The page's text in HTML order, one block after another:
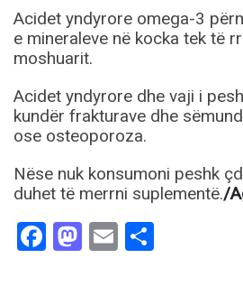
Acidet yndyrore omega-3
e mineraleve në kocka tek të
moshuarit.
Acidet yndyrore dhe vaji i
kundër frakturave dhe
ose osteoporoza.
Nëse nuk konsumoni peshk
duhet të merrni suplementë./
Facebook
Mastodon
Email